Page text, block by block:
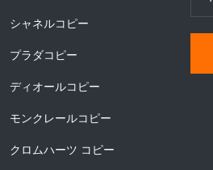
シャネルコピー
プラダコピー
ディオールコピー
モンクレールコピー
クロムハーツ コピー